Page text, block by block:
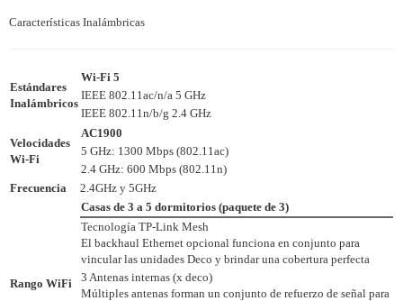
Características Inalámbricas
Estándares
Inalámbricos
Wi-Fi 5
IEEE 802.11ac/n/a 5 GHz
IEEE 802.11n/b/g 2.4 GHz
Velocidades
Wi-Fi
AC1900
5 GHz: 1300 Mbps (802.11ac)
2.4 GHz: 600 Mbps (802.11n)
Frecuencia
2.4GHz y 5GHz
Rango WiFi
Casas de 3 a 5 dormitorios (paquete de 3)
Tecnología TP-Link Mesh
El backhaul Ethernet opcional funciona en conjunto para
vincular las unidades Deco y brindar una cobertura perfecta
3 Antenas internas (x deco)
Múltiples antenas forman un conjunto de refuerzo de señal para